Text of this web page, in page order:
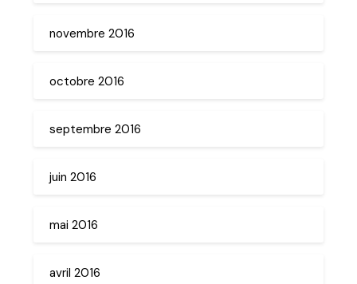
novembre 2016
octobre 2016
septembre 2016
juin 2016
mai 2016
avril 2016